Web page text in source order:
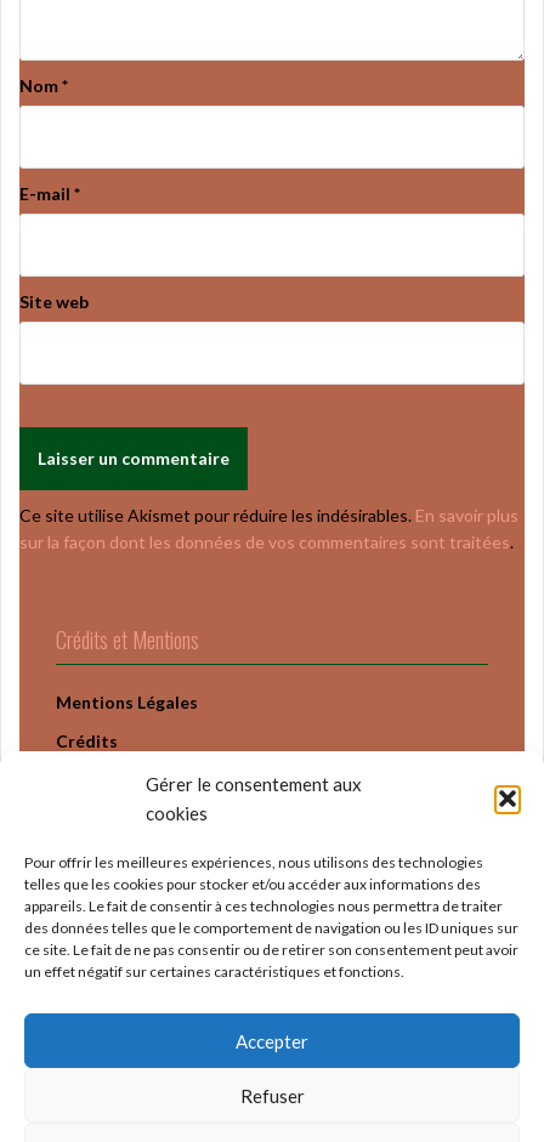
Gérer le consentement aux
cookies
Pour offrir les meilleures expériences, nous utilisons des technologies
telles que les cookies pour stocker et/ou accéder aux informations des
appareils. Le fait de consentir à ces technologies nous permettra de traiter
des données telles que le comportement de navigation ou les ID uniques sur
ce site. Le fait de ne pas consentir ou de retirer son consentement peut avoir
un effet négatif sur certaines caractéristiques et fonctions.
Accepter
Refuser
Nom*
E-mail *
Site web
Ce site utilise Akismet pour réduire les indésirables. En savoir plus
sur la façon dont les données de vos commentaires sont traitées.
Crédits et Mentions
Mentions Légales
Crédits
Politique Confidentialité